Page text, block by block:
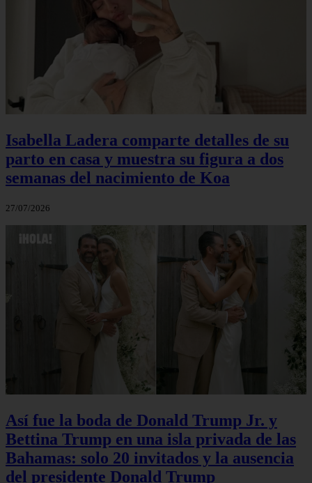
Isabella Ladera comparte detalles de su
parto en casa y muestra su figura a dos
semanas del nacimiento de Koa
27/07/2026
Así fue la boda de Donald Trump Jr. y
Bettina Trump en una isla privada de las
Bahamas: solo 20 invitados y la ausencia
del presidente Donald Trump